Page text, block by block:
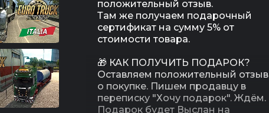
положительный отзыв.
Там же получаем подарочный
сертификат на сумму 5% от
стоимости товара.
🎁 КАК ПОЛУЧИТЬ ПОДАРОК?
Оставляем положительный отзыв
о покупке. Пишем продавцу в
переписку "Хочу подарок". Ждём.
Подарок будет Выслан на